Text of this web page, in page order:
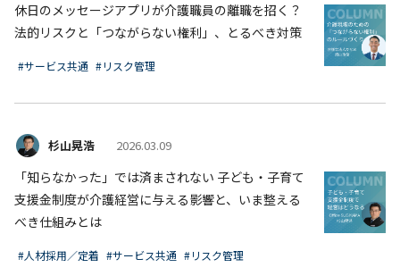
休日のメッセージアプリが介護職員の離職を招く？
法的リスクと「つながらない権利」、とるべき対策
#サービス共通 #リスク管理
杉山晃浩 2026.03.09
「知らなかった」では済まされない 子ども・子育て
支援金制度が介護経営に与える影響と、いま整える
べき仕組みとは
#人材採用／定着 #サービス共通 #リスク管理